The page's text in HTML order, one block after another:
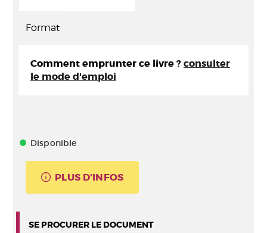
Format
Comment emprunter ce livre ? consulter
le mode d'emploi
Disponible
PLUS D'INFOS
SE PROCURER LE DOCUMENT